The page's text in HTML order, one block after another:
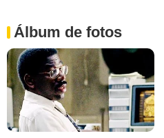
Álbum de fotos